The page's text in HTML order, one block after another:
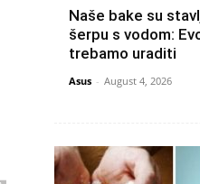
Naše bake su
šerpu s vodom:
trebamo uraditi
Asus - August 4, 2026